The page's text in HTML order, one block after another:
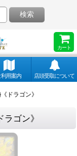
カート
検索
利用案内 店頭受取について
ドラゴン》
ゴン》